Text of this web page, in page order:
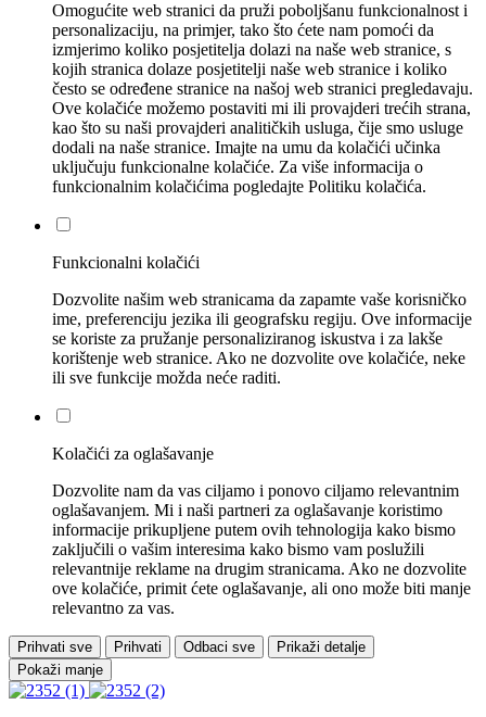
Omogućite web stranici da pruži poboljšanu funkcionalnost i
personalizaciju, na primjer, tako što ćete nam pomoći da
izmjerimo koliko posjetitelja dolazi na naše web stranice, s
kojih stranica dolaze posjetitelji naše web stranice i koliko
često se određene stranice na našoj web stranici pregledavaju.
Ove kolačiće možemo postaviti mi ili provajderi trećih strana,
kao što su naši provajderi analitičkih usluga, čije smo usluge
dodali na naše stranice. Imajte na umu da kolačići učinka
uključuju funkcionalne kolačiće. Za više informacija o
funkcionalnim kolačićima pogledajte Politiku kolačića.
Funkcionalni kolačići
Dozvolite našim web stranicama da zapamte vaše korisničko
ime, preferenciju jezika ili geografsku regiju. Ove informacije
se koriste za pružanje personaliziranog iskustva i za lakše
korištenje web stranice. Ako ne dozvolite ove kolačiće, neke
ili sve funkcije možda neće raditi.
Kolačići za oglašavanje
Dozvolite nam da vas ciljamo i ponovo ciljamo relevantnim
oglašavanjem. Mi i naši partneri za oglašavanje koristimo
informacije prikupljene putem ovih tehnologija kako bismo
zaključili o vašim interesima kako bismo vam poslužili
relevantnije reklame na drugim stranicama. Ako ne dozvolite
ove kolačiće, primit ćete oglašavanje, ali ono može biti manje
relevantno za vas.
Prihvati sve Prihvati Odbaci sve
Prikaži detalje
Pokaži manje